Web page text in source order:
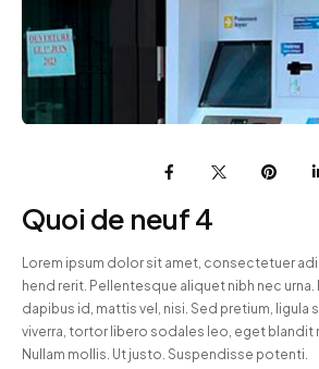
Quoi de neuf 4
Lorem ipsum dolor sit amet, consectetuer
hend rerit. Pellentesque aliquet nibh nec urna.
dapibus id, mattis vel, nisi. Sed pretium,
viverra, tortor libero sodales leo, eget blandit
Nullam mollis. Ut justo. Suspendisse potenti.